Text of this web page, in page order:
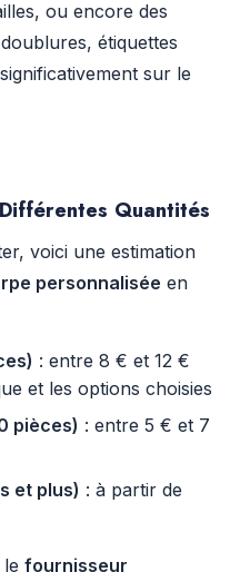
ou encore des
étiquettes
sur le
Quantités
voici une estimation
personnalisée en
: entre 8 € et 12 €
et les options choisies
pièces) : entre 5 € et 7
et plus) : à partir de
fournisseur